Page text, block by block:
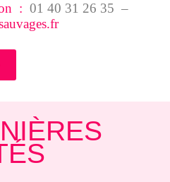
: 01 40 31 26 35 –